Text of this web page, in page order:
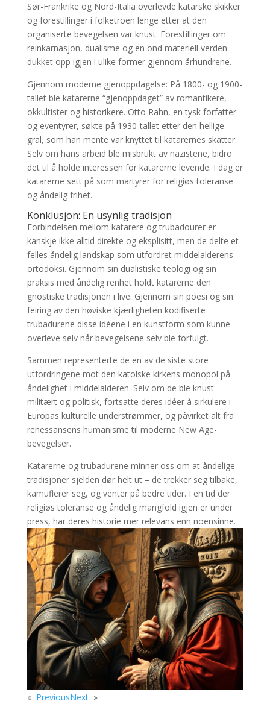
Sør-Frankrike og Nord-Italia overlevde katarske skikker
og forestillinger i folketroen lenge etter at den
organiserte bevegelsen var knust. Forestillinger om
reinkarnasjon, dualisme og en ond materiell verden
dukket opp igjen i ulike former gjennom århundrene.
Gjennom moderne gjenoppdagelse: På 1800- og 1900-
tallet ble katarerne “gjenoppdaget” av romantikere,
okkultister og historikere. Otto Rahn, en tysk forfatter
og eventyrer, søkte på 1930-tallet etter den hellige
gral, som han mente var knyttet til katarernes skatter.
Selv om hans arbeid ble misbrukt av nazistene, bidro
det til å holde interessen for katarerne levende. I dag er
katarerne sett på som martyrer for religiøs toleranse
og åndelig frihet.
Konklusjon: En usynlig tradisjon
Forbindelsen mellom katarere og trubadourer er
kanskje ikke alltid direkte og eksplisitt, men de delte et
felles åndelig landskap som utfordret middelalderens
ortodoksi. Gjennom sin dualistiske teologi og sin
praksis med åndelig renhet holdt katarerne den
gnostiske tradisjonen i live. Gjennom sin poesi og sin
feiring av den høviske kjærligheten kodifiserte
trubadurene disse idéene i en kunstform som kunne
overleve selv når bevegelsene selv ble forfulgt.
Sammen representerte de en av de siste store
utfordringene mot den katolske kirkens monopol på
åndelighet i middelalderen. Selv om de ble knust
militært og politisk, fortsatte deres idéer å sirkulere i
Europas kulturelle understrømmer, og påvirket alt fra
renessansens humanisme til moderne New Age-
bevegelser.
Katarerne og trubadurene minner oss om at åndelige
tradisjoner sjelden dør helt ut – de trekker seg tilbake,
kamuflerer seg, og venter på bedre tider. I en tid der
religiøs toleranse og åndelig mangfold igjen er under
press, har deres historie mer relevans enn noensinne.
« PreviousNext »